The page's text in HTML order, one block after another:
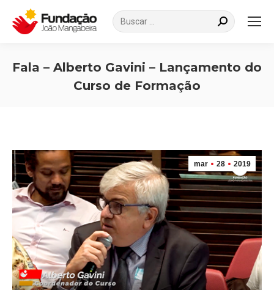
Search:
Fala – Alberto Gavini – Lançamento do
Curso de Formação
mar 28 2019